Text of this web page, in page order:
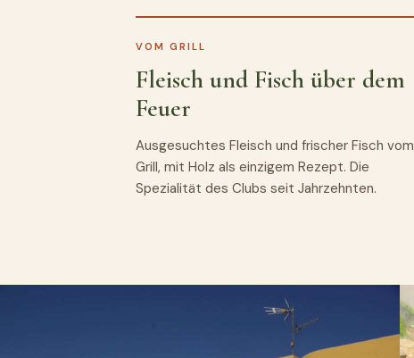
VOM GRILL
Fleisch und Fisch über dem
Feuer
Ausgesuchtes Fleisch und frischer Fisch vom
Grill, mit Holz als einzigem Rezept. Die
Spezialität des Clubs seit Jahrzehnten.